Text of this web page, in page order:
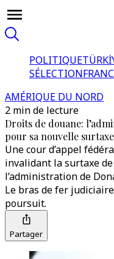
POLITIQUE
SÉLECTION
AMÉRIQUE DU NORD
2 min de lecture
Droits de douane:
pour sa nouvelle
Une cour d’appel
invalidant la surtaxe
l’administration de
Le bras de fer
poursuit.
Partager